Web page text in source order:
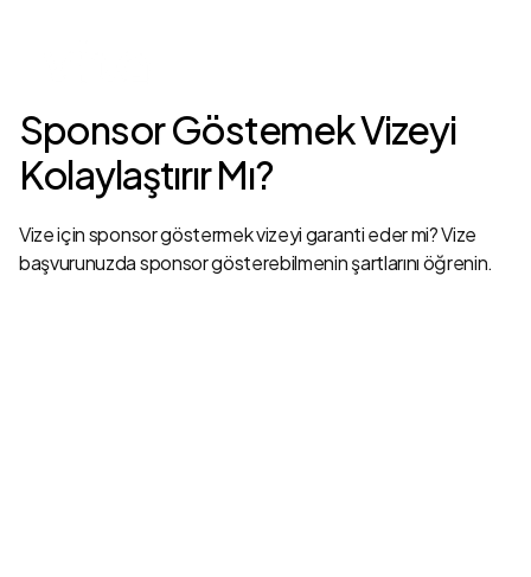
Sponsor Göstemek Vizeyi
Kolaylaştırır Mı?
Vize için sponsor göstermek vizeyi garanti eder mi? Vize
başvurunuzda sponsor gösterebilmenin şartlarını öğrenin.